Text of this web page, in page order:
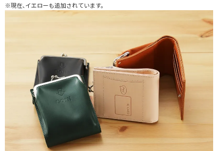
※現在、イエローも追加されています。